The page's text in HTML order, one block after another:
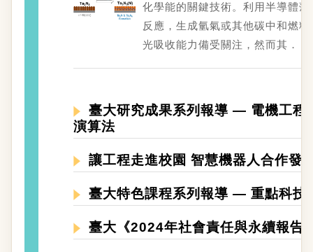
化學能的關鍵技術。利用半導體
反應，生成氫氣或其他碳中和燃
光吸收能力備受關注，然而其．．
臺大研究成果系列報導 — 電機工程
演算法
讓工程走進校園 智慧機器人合作發
臺大特色課程系列報導 — 重點科技
臺大《2024年社會責任與永續報告